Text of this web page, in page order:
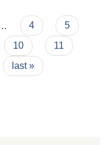
को बीउ (हर्दिनाथ १) यस
वार्ड न:-०६ आवेदन दिएका
बिहारी महतो नुनिया ज्यूको
4
5
10
11
last »